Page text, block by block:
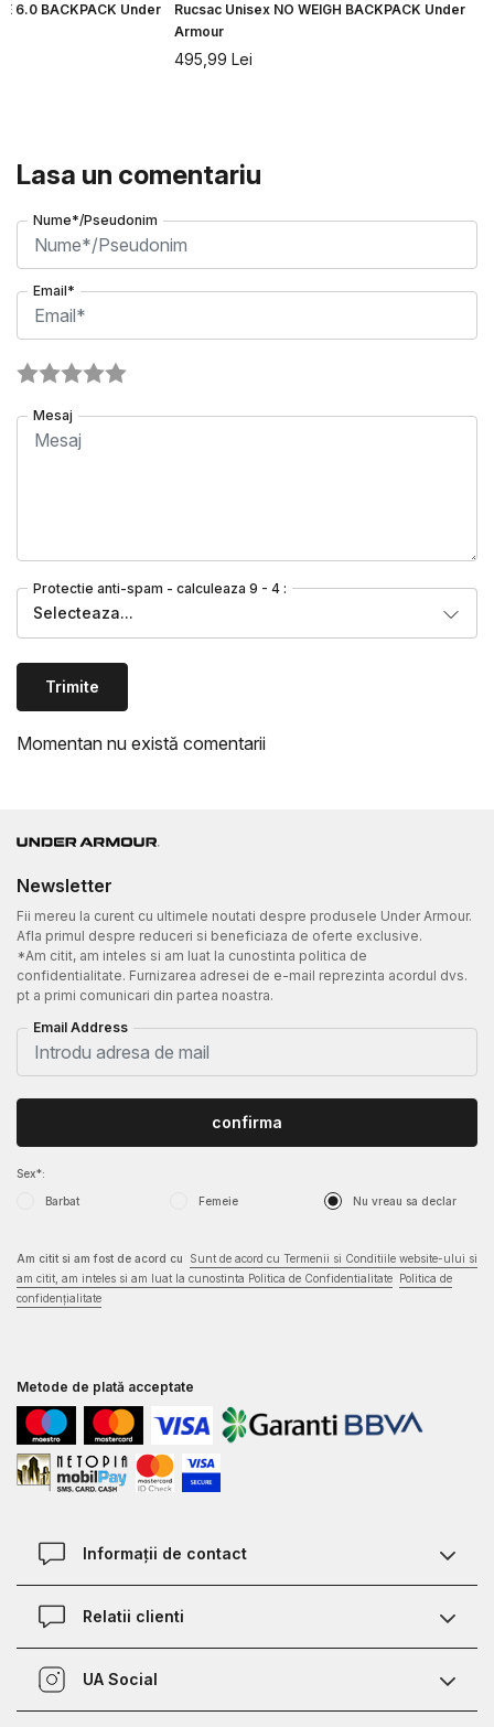
6.0 BACKPACK Under
Rucsac Unisex NO WEIGH BACKPACK Under
Armour
495,99 Lei
Lasa un comentariu
Nume*/Pseudonim
Email*
Mesaj
Protectie anti-spam - calculeaza 9 - 4 :
Selecteaza...
Trimite
Momentan nu există comentarii
Newsletter
Fii mereu la curent cu ultimele noutati despre produsele Under Armour.
Afla primul despre reduceri si beneficiaza de oferte exclusive.
*Am citit, am inteles si am luat la cunostinta politica de
confidentialitate. Furnizarea adresei de e-mail reprezinta acordul dvs.
pt a primi comunicari din partea noastra.
Email Address
Sex*:
Barbat Femeie Nu vreau sa declar
confirma
Am citit si am fost de acord cu
Sunt de acord cu Termenii si Conditiile website-ului si
am citit, am inteles si am luat la cunostinta Politica de Confidentialitate Politica de
confidențialitate
Metode de plată acceptate
Informații de contact
Contact
Defineste marimea
Relatii clienti
Termeni si conditii
UA Social